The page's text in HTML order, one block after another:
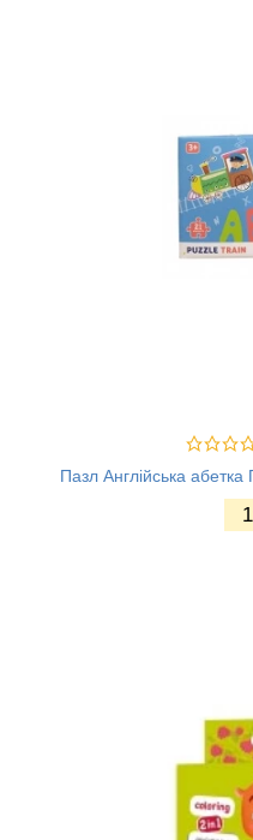
Пазл Англійська абетка